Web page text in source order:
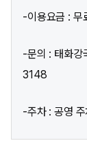
-이용요금 : 무
-문의 : 태화
3148
-주차 : 공영